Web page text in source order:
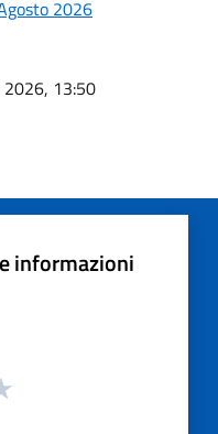
2026
2026, 13:50
informazioni